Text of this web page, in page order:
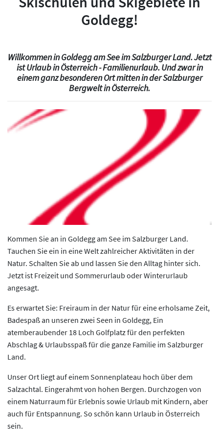
Goldegg!
Willkommen in Goldegg am See im Salzburger Land. Jetzt
ist Urlaub in Österreich - Familienurlaub. Und zwar in
einem ganz besonderen Ort mitten in der Salzburger
Bergwelt in Österreich.
Kommen Sie an in Goldegg am See im Salzburger Land.
Tauchen Sie ein in eine Welt zahlreicher Aktivitäten in der
Natur. Schalten Sie ab und lassen Sie den Alltag hinter sich.
Jetzt ist Freizeit und Sommerurlaub oder Winterurlaub
angesagt.
Es erwartet Sie: Freiraum in der Natur für eine erholsame Zeit,
Badespaß an unseren zwei Seen in Goldegg, Ein
atemberaubender 18 Loch Golfplatz für den perfekten
Abschlag & Urlaubsspaß für die ganze Familie im Salzburger
Land.
Unser Ort liegt auf einem Sonnenplateau hoch über dem
Salzachtal. Eingerahmt von hohen Bergen. Durchzogen von
einem Naturraum für Erlebnis sowie Urlaub mit Kindern, aber
auch für Entspannung. So schön kann Urlaub in Österreich
sein.